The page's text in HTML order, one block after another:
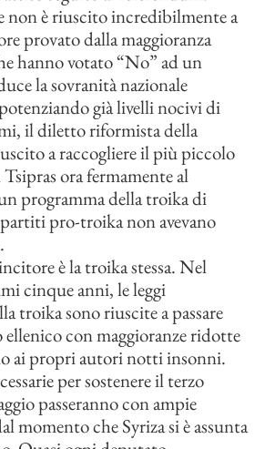
non è riuscito incredibilmente a
provato dalla maggioranza
hanno votato “No” ad un
la sovranità nazionale
già livelli nocivi di
il diletto riformista della
a raccogliere il più piccolo
ora fermamente al
programma della troika di
pro-troika non avevano
è la troika stessa. Nel
cinque anni, le leggi
troika sono riuscite a passare
ellenico con maggioranze ridotte
ai propri autori notti insonni.
per sostenere il terzo
passeranno con ampie
momento che Syriza si è assunta